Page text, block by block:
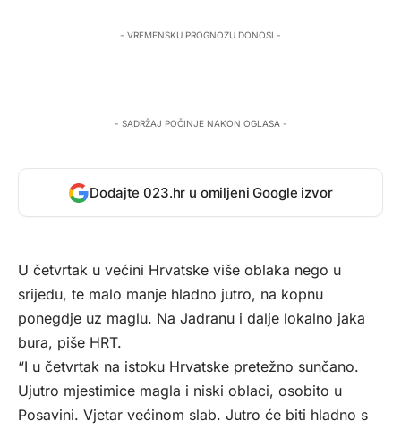
- VREMENSKU PROGNOZU DONOSI -
- SADRŽAJ POČINJE NAKON OGLASA -
Dodajte 023.hr u omiljeni Google izvor
U četvrtak u većini Hrvatske više oblaka nego u
srijedu, te malo manje hladno jutro, na kopnu
ponegdje uz maglu. Na Jadranu i dalje lokalno jaka
bura, piše HRT.
“I u četvrtak na istoku Hrvatske pretežno sunčano.
Ujutro mjestimice magla i niski oblaci, osobito u
Posavini. Vjetar većinom slab. Jutro će biti hladno s